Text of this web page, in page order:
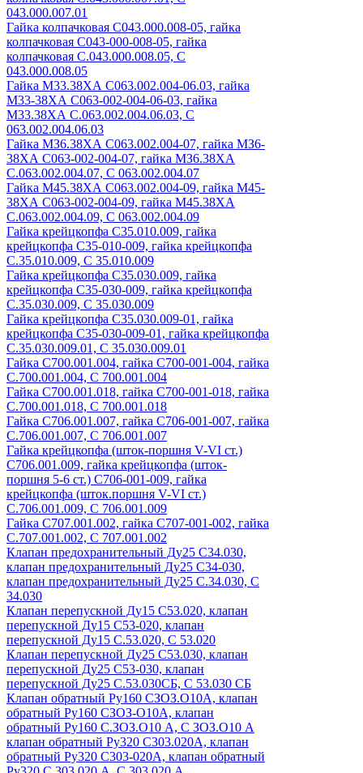
043.000.007.01
Гайка колпачковая С043.000.008-05, гайка
колпачковая С043-000-008-05, гайка
колпачковая С.043.000.008.05, С
043.000.008.05
Гайка М33.38ХА С063.002.004-06.03, гайка
М33-38ХА С063-002-004-06-03, гайка
М33.38ХА С.063.002.004.06.03, С
063.002.004.06.03
Гайка МЗ6.38ХА С063.002.004-07, гайка МЗ6-
38ХА С063-002-004-07, гайка МЗ6.38ХА
С.063.002.004.07, С 063.002.004.07
Гайка М45.38ХА С063.002.004-09, гайка М45-
38ХА С063-002-004-09, гайка М45.38ХА
С.063.002.004.09, С 063.002.004.09
Гайка крейцкопфа С35.010.009, гайка
крейцкопфа С35-010-009, гайка крейцкопфа
С.35.010.009, С 35.010.009
Гайка крейцкопфа С35.030.009, гайка
крейцкопфа С35-030-009, гайка крейцкопфа
С.35.030.009, С 35.030.009
Гайка крейцкопфа С35.030.009-01, гайка
крейцкопфа С35-030-009-01, гайка крейцкопфа
С.35.030.009.01, С 35.030.009.01
Гайка С700.001.004, гайка С700-001-004, гайка
С.700.001.004, С 700.001.004
Гайка С700.001.018, гайка С700-001-018, гайка
С.700.001.018, С 700.001.018
Гайка С706.001.007, гайка С706-001-007, гайка
С.706.001.007, С 706.001.007
Гайка крейцкопфа (шток-поршня V-VI ст.)
С706.001.009, гайка крейцкопфа (шток-
поршня 5-6 ст.) С706-001-009, гайка
крейцкопфа (шток.поршня V-VI ст.)
С.706.001.009, С 706.001.009
Гайка С707.001.002, гайка С707-001-002, гайка
С.707.001.002, С 707.001.002
Клапан предохранительный Ду25 С34.030,
клапан предохранительный Ду25 С34-030,
клапан предохранительный Ду25 С.34.030, С
34.030
Клапан перепускной Ду15 С53.020, клапан
перепускной Ду15 С53-020, клапан
перепускной Ду15 С.53.020, С 53.020
Клапан перепускной Ду25 С53.030, клапан
перепускной Ду25 С53-030, клапан
перепускной Ду25 С.53.030СБ, С 53.030 СБ
Клапан обратный Ру160 СЗОЗ.О10А, клапан
обратный Ру160 СЗОЗ-О10А, клапан
обратный Ру160 С.ЗОЗ.О10 А, С ЗОЗ.О10 А
клапан обратный Ру320 С303.020А, клапан
обратный Ру320 С303-020А, клапан обратный